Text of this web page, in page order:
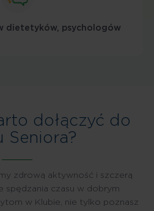
dietetyków, psychologów
dołączyć do
Seniora?
zdrową aktywność i szczerą
spędzania czasu w dobrym
w Klubie, nie tylko poznasz